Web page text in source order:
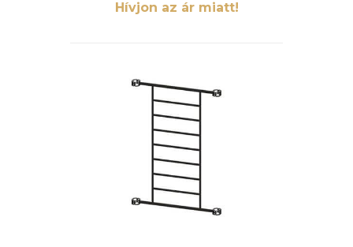
Hívjon az ár miatt!